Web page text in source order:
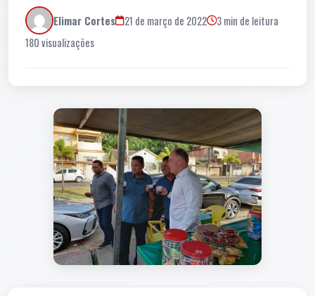
Elimar Cortes 21 de março de 2022
3 min de leitura
180 visualizações